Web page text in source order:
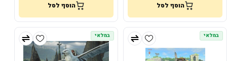
הוסף לסל הוסף לסל
במלאי במלאי